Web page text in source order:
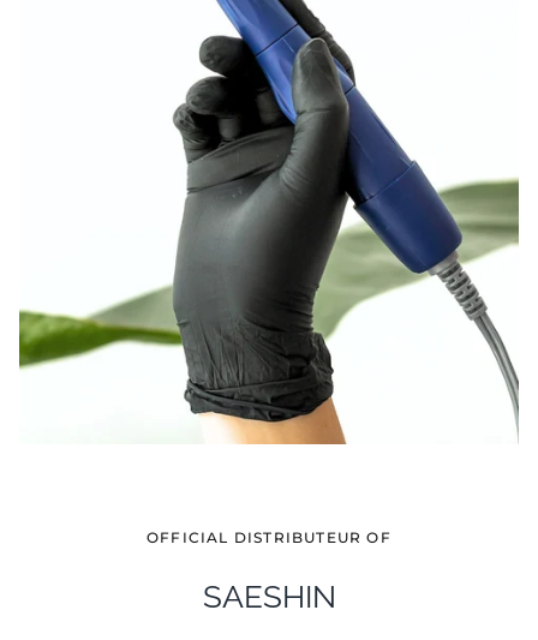
OFFICIAL DISTRIBUTEUR OF
SAESHIN